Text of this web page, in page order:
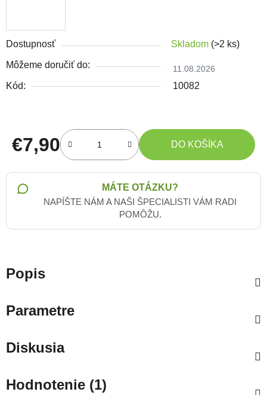
Dostupnosť Skladom (>2 ks)
Môžeme doručiť do: 11.08.2026
Kód: 10082
€7,90
Jednotková cena:
DO KOŠÍKA
MÁTE OTÁZKU?
NAPÍŠTE NÁM A NAŠI ŠPECIALISTI VÁM RADI
POMÔŽU.
Popis
Parametre
Diskusia
Hodnotenie (1)